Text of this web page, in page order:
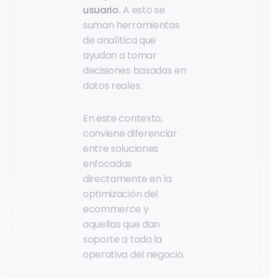
usuario. A esto se
suman herramientas
de analítica que
ayudan a tomar
decisiones basadas en
datos reales.
En este contexto,
conviene diferenciar
entre soluciones
enfocadas
directamente en la
optimización del
ecommerce y
aquellas que dan
soporte a toda la
operativa del negocio.